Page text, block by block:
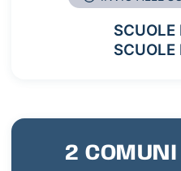
SCUOLE
SCUOLE
2 COMUNI